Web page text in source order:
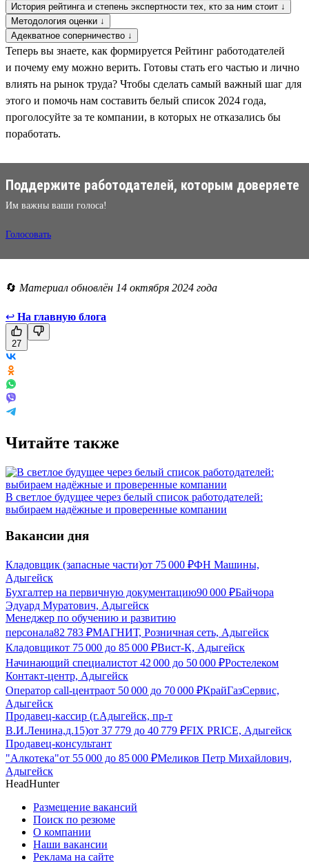
История рейтинга и степень экспертности тех, кто за ним стоит ↓
Методология оценки ↓
Адекватное соперничество ↓
Теперь вы знаете, как формируется Рейтинг работодателей
и почему ему можно верить. Готовы стать его частью и лично
влиять на рынок труда? Чтобы сделать самый важный шаг для
этого и помочь нам составить белый список 2024 года,
проголосуйте за те компании, в которых не отказались бы
поработать.
Поддержите работодателей, которым доверяете
Им важны ваши голоса!
Голосовать
🔄 Материал обновлён 14 октября 2024 года
↩ На главную блога
27
Читайте также
В светлое будущее через белый список работодателей:
выбираем надёжные и проверенные компании
Вакансии дня
Кладовщик (запасные части)от 75 000 ₽ФН Машины,
Адыгейск
Бухгалтер на первичную документацию90 000 ₽Байчора
Эдуард Муратович, Адыгейск
Менеджер по обучению и развитию
персонала82 783 ₽МАГНИТ, Розничная сеть, Адыгейск
Кладовщикот 75 000 до 85 000 ₽Вист-К, Адыгейск
Начинающий специалистот 42 000 до 50 000 ₽Ростелеком
Контакт-центр, Адыгейск
Оператор call-центраот 50 000 до 70 000 ₽КрайГазСервис,
Адыгейск
Продавец-кассир (г.Адыгейск, пр-т
В.И.Ленина,д.15)от 37 779 до 40 779 ₽FIX PRICE, Адыгейск
Продавец-консультант
"Алкотека"от 55 000 до 85 000 ₽Меликов Петр Михайлович,
Адыгейск
HeadHunter
Размещение вакансий
Поиск по резюме
О компании
Наши вакансии
Реклама на сайте